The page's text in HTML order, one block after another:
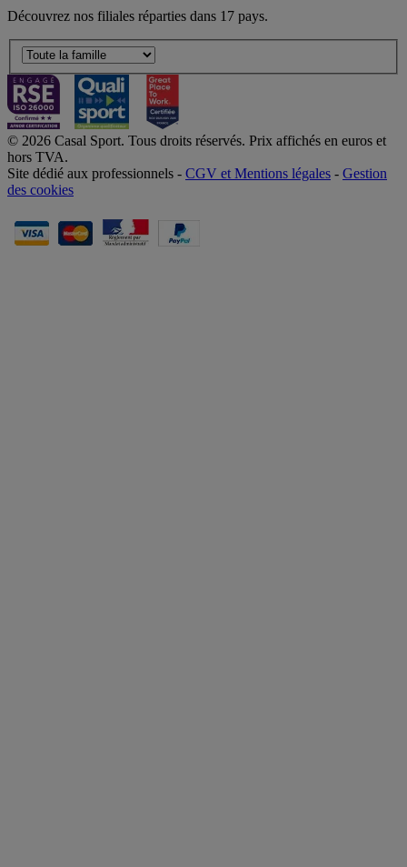
Découvrez nos filiales réparties dans 17 pays.
© 2026 Casal Sport. Tous droits réservés. Prix affichés en euros et
hors TVA.
Site dédié aux professionnels - CGV et Mentions légales - Gestion
des cookies